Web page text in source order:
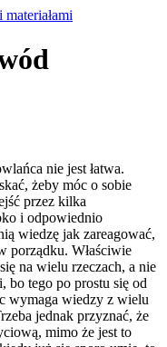
nie jest łatwa.
żeby móc o sobie
przez kilka
i odpowiednio
wiedzę jak zareagować,
porządku. Właściwie
na wielu rzeczach, a nie
bo tego po prostu się od
wymaga wiedzy z wielu
jednak przyznać, że
mimo że jest to